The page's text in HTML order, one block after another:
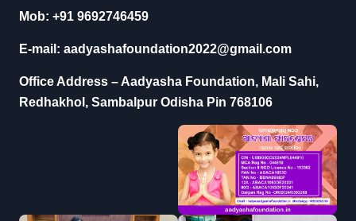
Mob: +91 9692746459
E-mail: aadyashafoundation2022@gmail.com
Office Address – Aadyasha Foundation, Mali Sahi,
Redhakhol, Sambalpur Odisha Pin 768106